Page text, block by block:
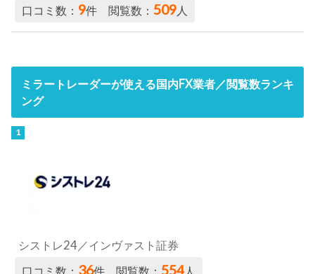
口コミ数： 9件 閲覧数：509人
ミラートレーダーが使える国内FX業者／閲覧数ランキ
ング
シストレ24／インヴァスト証券
36 554